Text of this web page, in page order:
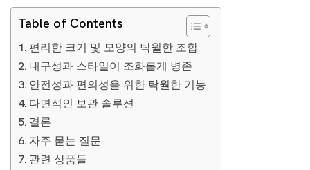
Table of Contents
편리한 크기 및 모양의 탁월한 조합
내구성과 스타일이 조화롭게 병존
안전성과 편의성을 위한 탁월한 기능
다면적인 보관 솔루션
결론
자주 묻는 질문
관련 상품들